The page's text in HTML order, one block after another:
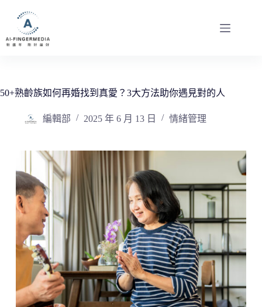
主
要
50+熟齡族如何再婚找到真愛？3大方法助你遇見對的人
編輯部 2025 年 6 月 13 日 情緒管理